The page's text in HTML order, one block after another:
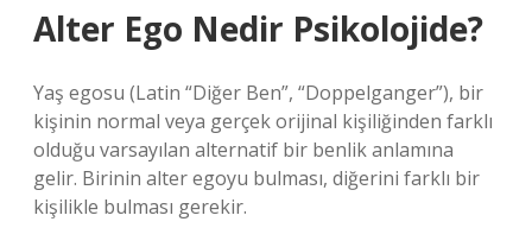
Alter Ego Nedir Psikolojide?
Yaş egosu (Latin “Diğer Ben”, “Doppelganger”), bir
kişinin normal veya gerçek orijinal kişiliğinden farklı
olduğu varsayılan alternatif bir benlik anlamına
gelir. Birinin alter egoyu bulması, diğerini farklı bir
kişilikle bulması gerekir.